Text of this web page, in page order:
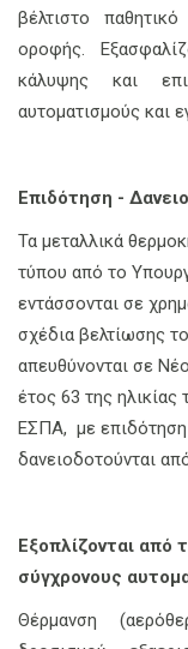
βέλτιστο
οροφής.
κάλυψης και
αυτοματισμούς και
Επιδότηση -
Τα μεταλλικά
τύπου από το
εντάσσονται σε
σχέδια βελτίωσης
απευθύνονται σε
έτος 63 της ηλικίας
ΕΣΠΑ, με
δανειοδοτούνται
Εξοπλίζονται από
σύγχρονους
Θέρμανση